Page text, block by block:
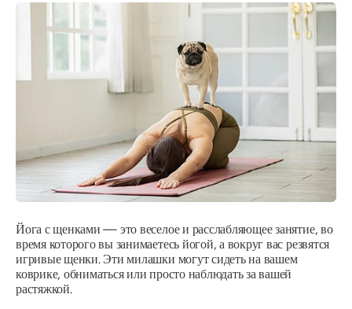
Йога с щенками — это веселое и расслабляющее занятие, во
время которого вы занимаетесь йогой, а вокруг вас резвятся
игривые щенки. Эти милашки могут сидеть на вашем
коврике, обниматься или просто наблюдать за вашей
растяжкой.